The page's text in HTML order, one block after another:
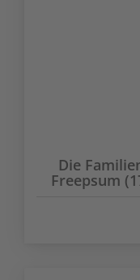
Die
Freepsum